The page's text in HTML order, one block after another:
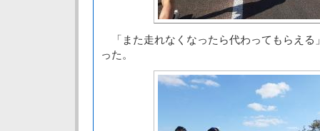
「また走れなくなったら代わってもらえる
った。